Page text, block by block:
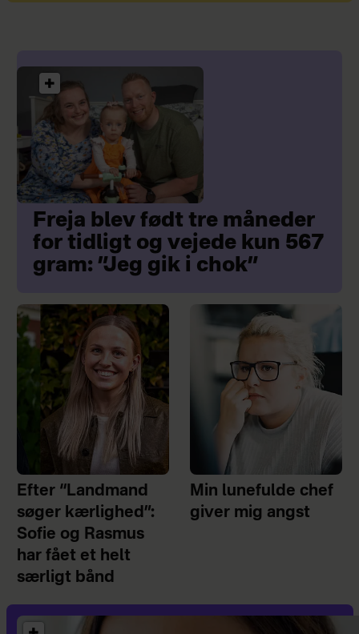
Freja blev født tre måneder
for tidligt og vejede kun 567
gram: ”Jeg gik i chok”
Efter “Landmand
søger kærlighed”:
Sofie og Rasmus
har fået et helt
særligt bånd
Min lunefulde chef
giver mig angst